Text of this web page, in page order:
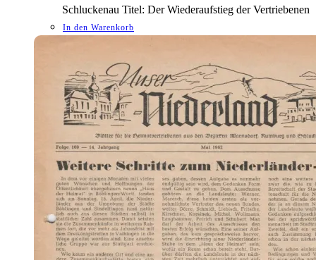
Schluckenau Titel: Der Wiederaufstieg der Vertriebenen
In den Warenkorb